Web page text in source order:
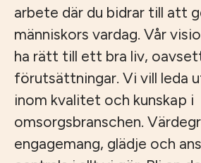
arbete där du bidrar till att
människors vardag. Vår
ha rätt till ett bra liv,
förutsättningar. Vi vill leda
inom kvalitet och kunskap i
omsorgsbranschen.
engagemang, glädje och